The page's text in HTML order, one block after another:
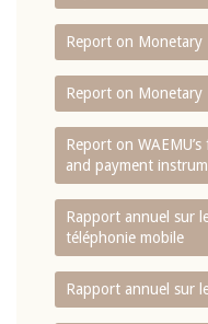
Report on Monetary
Report on Monetary
Report on
and payment
Rapport annuel sur
téléphonie mobile
Rapport annuel sur